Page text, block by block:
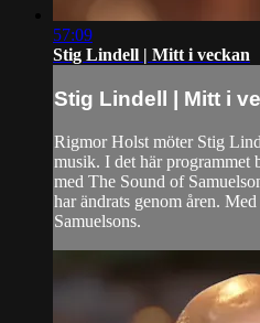
57:09
Stig Lindell | Mitt i veckan
Stig Lindell | Mitt i
Rigmor Holst möter Stig
musik. I det här programmet
med The Sound of
har ändrats genom åren.
Samuelsons.